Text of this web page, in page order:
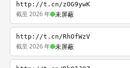
http://t.cn/zOG9ywK
截至 2026 年 未屏蔽
http://t.cn/RhOfWzV
截至 2026 年 未屏蔽